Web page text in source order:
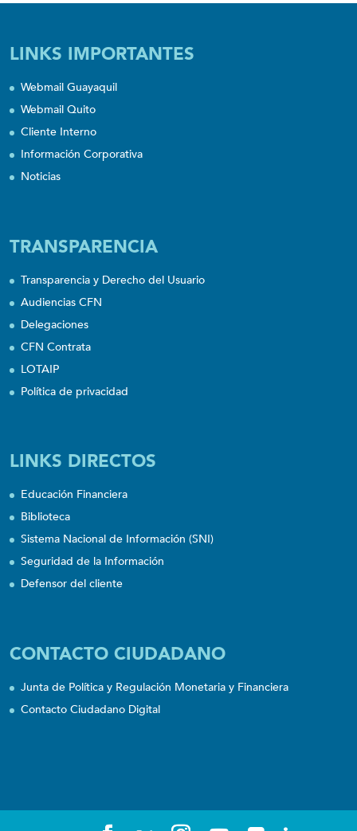
LINKS IMPORTANTES
Webmail Guayaquil
Webmail Quito
Cliente Interno
Información Corporativa
Noticias
TRANSPARENCIA
Transparencia y Derecho del Usuario
Audiencias CFN
Delegaciones
CFN Contrata
LOTAIP
Política de privacidad
LINKS DIRECTOS
Educación Financiera
Biblioteca
Sistema Nacional de Información (SNI)
Seguridad de la Información
Defensor del cliente
CONTACTO CIUDADANO
Junta de Política y Regulación Monetaria y Financiera
Contacto Ciudadano Digital